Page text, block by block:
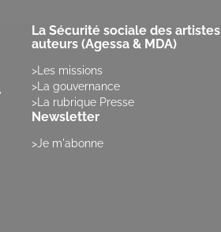
La Sécurité sociale des artistes
auteurs (Agessa & MDA)
Les missions
La gouvernance
La rubrique Presse
Newsletter
Je m'abonne